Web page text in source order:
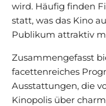
wird. Häufig finden
statt, was das Kino
Publikum attraktiv
Zusammengefasst
facettenreiches
Ausstattungen, die
Kinopolis über